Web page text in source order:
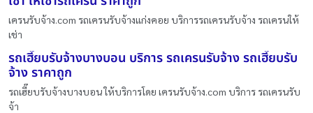
เครนรับจ้าง.com รถเครนรับจ้างแก่งคอย บริการรถเครนรับจ้าง รถเครนให้
เช่า
รถเฮี๊ยบรับจ้างบางบอน บริการ รถเครนรับจ้าง รถเฮี๊ยบรับ
จ้าง ราคาถูก
รถเฮี๊ยบรับจ้างบางบอน ให้บริการโดย เครนรับจ้าง.com บริการ รถเครนรับ
จ้า